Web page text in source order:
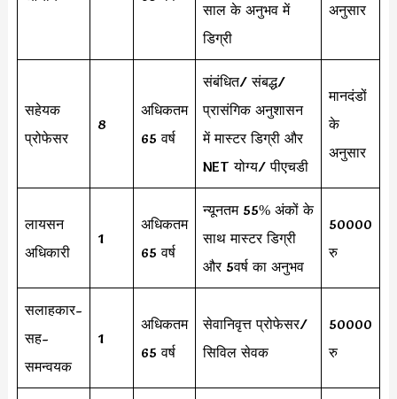
साल के अनुभव में
डिग्री
अनुसार
सहेयक
प्रोफेसर
8
अधिकतम
65 वर्ष
संबंधित/ संबद्ध/
प्रासंगिक अनुशासन
में मास्टर डिग्री और
NET योग्य/ पीएचडी
मानदंडों
के
अनुसार
लायसन
अधिकारी
1
अधिकतम
65 वर्ष
न्यूनतम 55% अंकों के
साथ मास्टर डिग्री
और 5वर्ष का अनुभव
50000
रु
सलाहकार-
सह-
समन्वयक
1
अधिकतम
65 वर्ष
सेवानिवृत्त प्रोफेसर/
सिविल सेवक
50000
रु